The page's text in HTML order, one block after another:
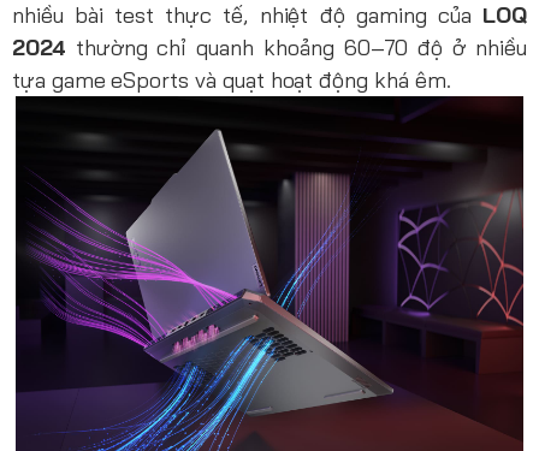
nhiều bài test thực tế, nhiệt độ gaming của LOQ
2024 thường chỉ quanh khoảng 60–70 độ ở nhiều
tựa game eSports và quạt hoạt động khá êm.